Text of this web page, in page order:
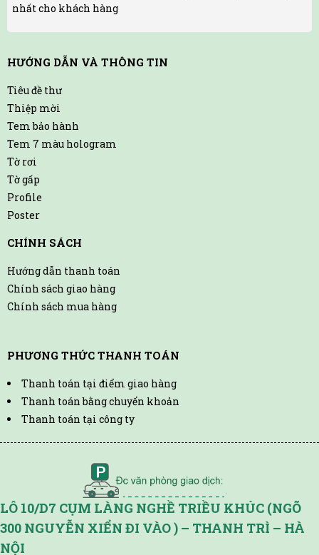
nhất cho khách hàng
HƯỚNG DẪN VÀ THÔNG TIN
Tiêu đề thư
Thiệp mời
Tem bảo hành
Tem 7 màu hologram
Tờ rơi
Tờ gấp
Profile
Poster
CHÍNH SÁCH
Hướng dẫn thanh toán
Chính sách giao hàng
Chính sách mua hàng
PHƯƠNG THỨC THANH TOÁN
Thanh toán tại điểm giao hàng
Thanh toán bằng chuyển khoản
Thanh toán tại công ty
LÔ 10/D7 CỤM LÀNG NGHỀ TRIỀU KHÚC (NGÕ
300 NGUYỄN XIỂN ĐI VÀO ) – THANH TRÌ – HÀ
NỘI